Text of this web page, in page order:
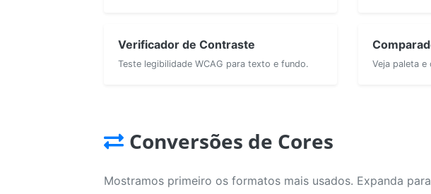
Verificador de Contraste
Teste legibilidade WCAG para texto e fundo. Veja paleta e
Conversões de Cores
Mostramos primeiro os formatos mais usados. Expanda